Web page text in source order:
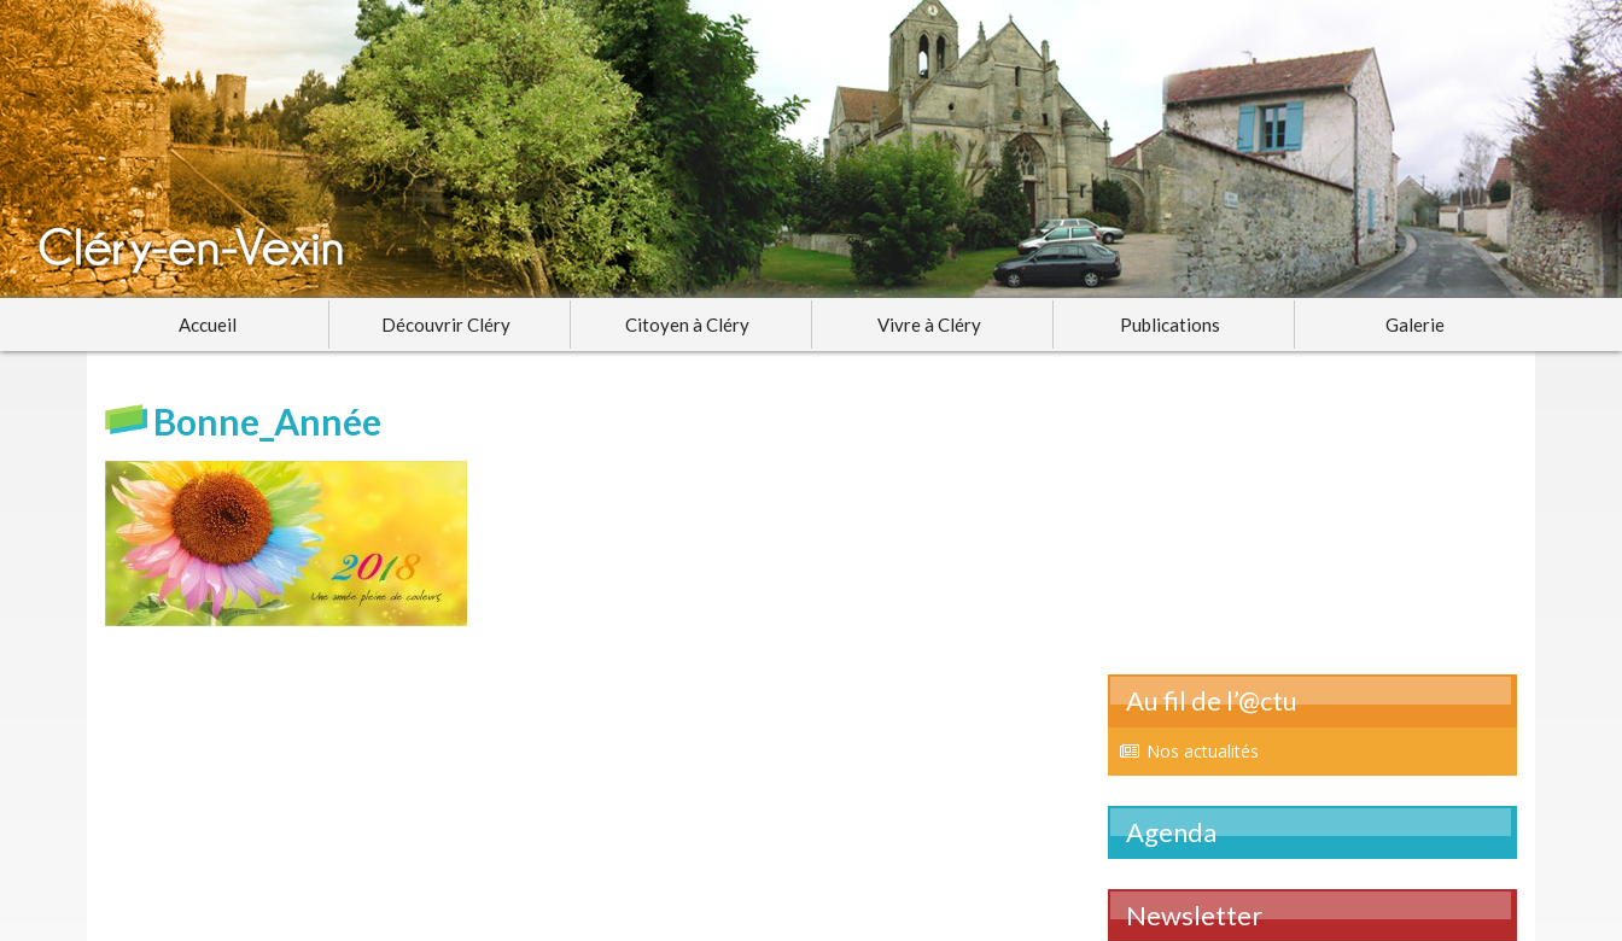
Accueil Découvrir Cléry Citoyen à Cléry Vivre à Cléry Publications Galerie
Bonne_Année
Au fil de l’@ctu
Nos actualités
Agenda
Newsletter